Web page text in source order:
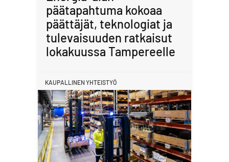
päätapahtuma kokoaa
päättäjät, teknologiat ja
tulevaisuuden ratkaisut
lokakuussa Tampereelle
KAUPALLINEN YHTEISTYÖ